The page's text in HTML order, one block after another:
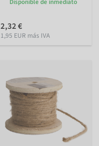
Disponible de inmediato
2,32 €
1,95 EUR más IVA